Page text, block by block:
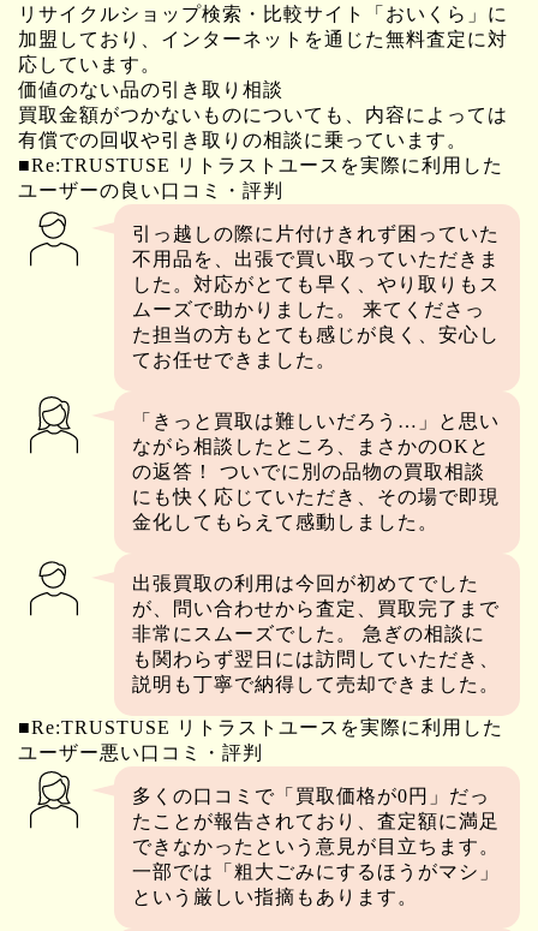
リサイクルショップ検索・比較サイト「おいくら」に
加盟しており、インターネットを通じた無料査定に対
応しています。
価値のない品の引き取り相談
買取金額がつかないものについても、内容によっては
有償での回収や引き取りの相談に乗っています。
■Re:TRUSTUSE リトラストユースを実際に利用した
ユーザーの良い口コミ・評判
引っ越しの際に片付けきれず困っていた
不用品を、出張で買い取っていただきま
した。対応がとても早く、やり取りもス
ムーズで助かりました。 来てくださっ
た担当の方もとても感じが良く、安心し
てお任せできました。
「きっと買取は難しいだろう…」と思い
ながら相談したところ、まさかのOKと
の返答！ ついでに別の品物の買取相談
にも快く応じていただき、その場で即現
金化してもらえて感動しました。
出張買取の利用は今回が初めてでした
が、問い合わせから査定、買取完了まで
非常にスムーズでした。 急ぎの相談に
も関わらず翌日には訪問していただき、
説明も丁寧で納得して売却できました。
■Re:TRUSTUSE リトラストユースを実際に利用した
ユーザー悪い口コミ・評判
多くの口コミで「買取価格が0円」だっ
たことが報告されており、査定額に満足
できなかったという意見が目立ちます。
一部では「粗大ごみにするほうがマシ」
という厳しい指摘もあります。